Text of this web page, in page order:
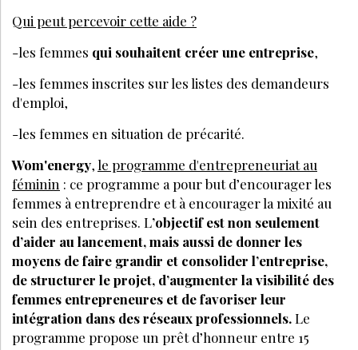
Qui peut percevoir cette aide ?
-les femmes qui souhaitent créer une entreprise,
-les femmes inscrites sur les listes des demandeurs
d'emploi,
-les femmes en situation de précarité.
Wom'energy, le programme d'entrepreneuriat au
féminin : ce programme a pour but d’encourager les
femmes à entreprendre et à encourager la mixité au
sein des entreprises. L’objectif est non seulement
d’aider au lancement, mais aussi de donner les
moyens de faire grandir et consolider l’entreprise,
de structurer le projet, d’augmenter la visibilité des
femmes entrepreneures et de favoriser leur
intégration dans des réseaux professionnels.Le
programme propose un prêt d’honneur entre 15